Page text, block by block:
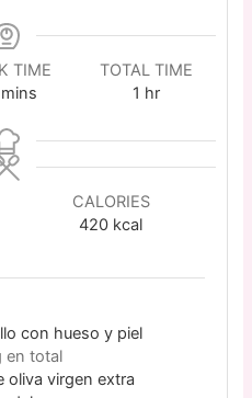
TIME
mins
TOTAL TIME
1 hr
CALORIES
420 kcal
con hueso y piel
en total
oliva virgen extra